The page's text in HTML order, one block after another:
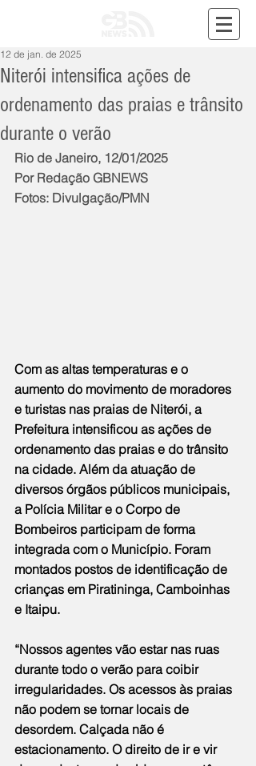
Niterói intensifica ações de
ordenamento das praias e trânsito
durante o verão
12 de jan. de 2025
Rio de Janeiro, 12/01/2025
Por Redação GBNEWS
Fotos: Divulgação/PMN
Com as altas temperaturas e o
aumento do movimento de moradores
e turistas nas praias de Niterói, a
Prefeitura intensificou as ações de
ordenamento das praias e do trânsito
na cidade. Além da atuação de
diversos órgãos públicos municipais,
a Polícia Militar e o Corpo de
Bombeiros participam de forma
integrada com o Município. Foram
montados postos de identificação de
crianças em Piratininga, Camboinhas
e Itaipu.
“Nossos agentes vão estar nas ruas
durante todo o verão para coibir
irregularidades. Os acessos às praias
não podem se tornar locais de
desordem. Calçada não é
estacionamento. O direito de ir e vir